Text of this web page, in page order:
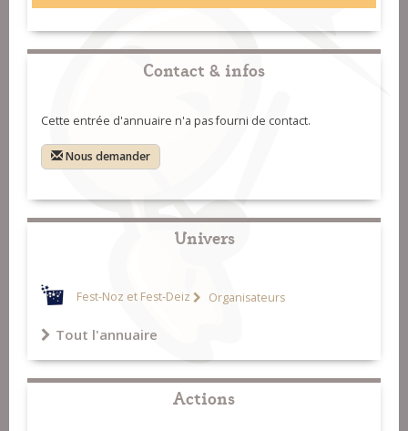
Contact & infos
Cette entrée d'annuaire n'a pas fourni de contact.
Nous demander
Univers
Fest-Noz et Fest-Deiz Organisateurs
Tout l'annuaire
Actions